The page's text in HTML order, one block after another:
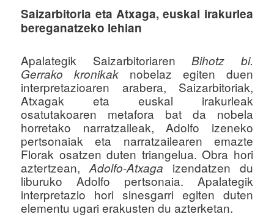
Saizarbitoria eta Atxaga, euskal irakurlea
bereganatzeko lehian
Apalategik SaizarbitoriarenBihotz bi.
Gerrako kronikak nobelaz egiten duen
interpretazioaren arabera, Saizarbitoriak,
Atxagak eta euskal irakurleak
osatutakoaren metafora bat da nobela
horretako narratzaileak, Adolfo izeneko
pertsonaiak eta narratzailearen emazte
Florak osatzen duten triangelua. Obra hori
aztertzean,Adolfo-Atxaga izendatzen du
liburuko Adolfo pertsonaia. Apalategik
interpretazio hori sinesgarri egiten duten
elementu ugari erakusten du azterketan.